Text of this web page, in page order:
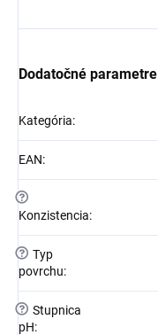
Dodatočné parametre
Kategória:
EAN:
?
Konzistencia:
? Typ
povrchu:
? Stupnica
pH: